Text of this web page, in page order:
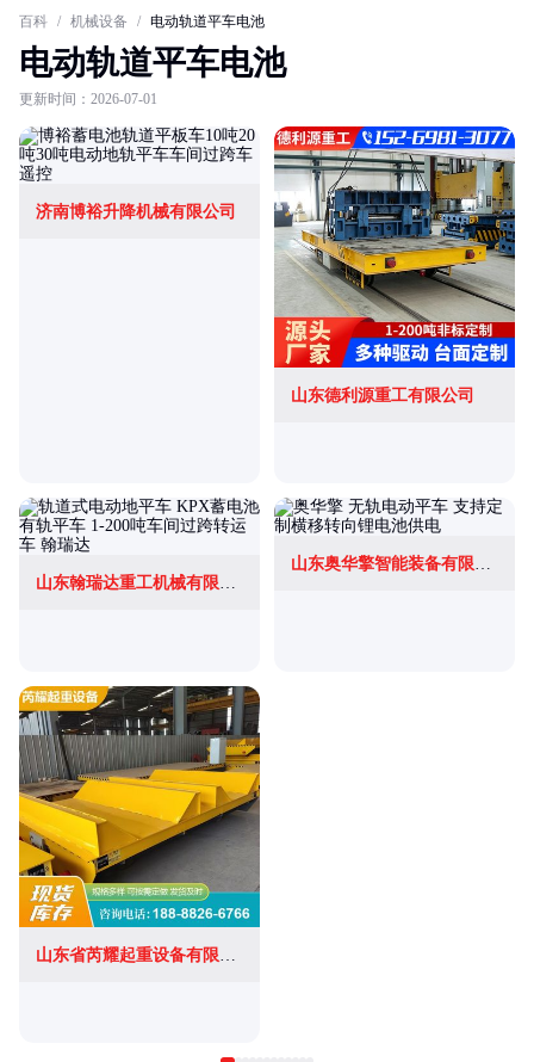
百科 / 机械设备 / 电动轨道平车电池
电动轨道平车电池
更新时间：2026-07-01
济南博裕升降机械有限公司
山东德利源重工有限公司
山东翰瑞达重工机械有限公司
山东奥华擎智能装备有限公司